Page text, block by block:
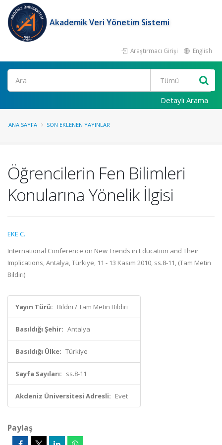
Akademik Veri Yönetim Sistemi
Araştırmacı Girişi English
Ara
Detaylı Arama
ANA SAYFA SON EKLENEN YAYINLAR
Öğrencilerin Fen Bilimleri
Konularına Yönelik İlgisi
EKE C.
International Conference on New Trends in Education and Their
Implications, Antalya, Türkiye, 11 - 13 Kasım 2010, ss.8-11, (Tam Metin
Bildiri)
Yayın Türü: Bildiri / Tam Metin Bildiri
Basıldığı Şehir: Antalya
Basıldığı Ülke: Türkiye
Sayfa Sayıları: ss.8-11
Akdeniz Üniversitesi Adresli: Evet
Paylaş